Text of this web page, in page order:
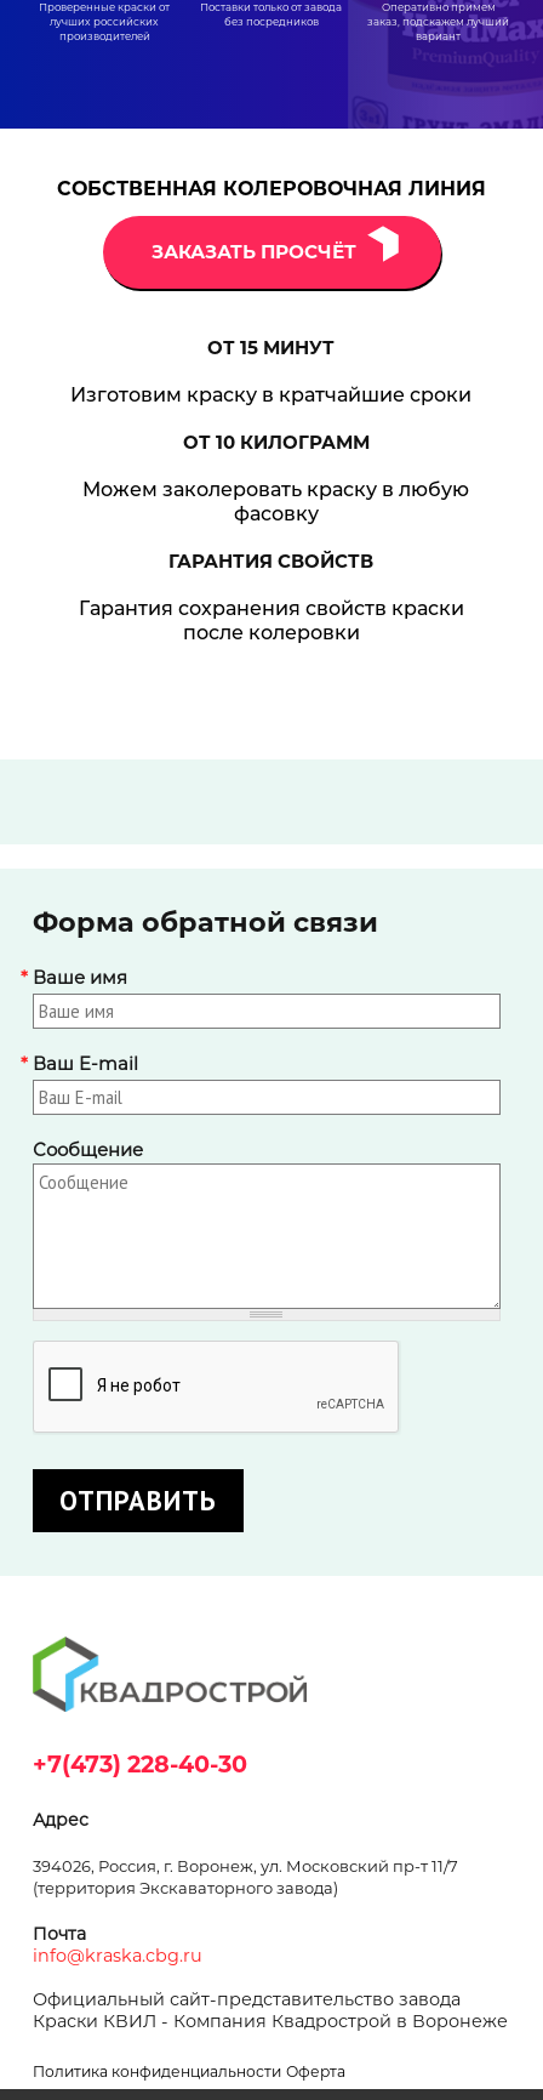
Проверенные краски от
лучших российских
производителей
Поставки только от завода
без посредников
Оперативно примем
заказ, подскажем лучший
вариант
СОБСТВЕННАЯ КОЛЕРОВОЧНАЯ ЛИНИЯ
ЗАКАЗАТЬ ПРОСЧЁТ
ОТ 15 МИНУТ
Изготовим краску в кратчайшие сроки
ОТ 10КИЛОГРАММ
Можем заколеровать краску в любую
фасовку
ГАРАНТИЯ СВОЙСТВ
Гарантия сохранения свойств краски
после колеровки
Форма обратной связи
Ваше имя
*
Ваш E-mail
*
Сообщение
+7(473) 228-40-30
Адрес
394026, Россия, г. Воронеж, ул. Московский пр-т 11/7
(территория Экскаваторного завода)
Почта
info@kraska.cbg.ru
Официальный сайт-представительство завода
Краски КВИЛ - Компания Квадрострой в Воронеже
Политика конфиденциальности Оферта